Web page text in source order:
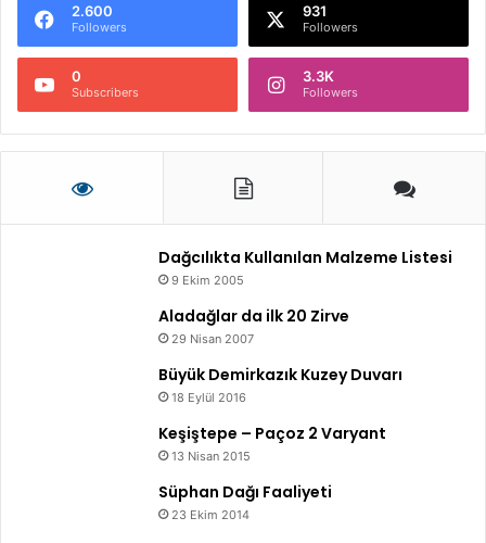
2.600
Followers
931
Followers
0
Subscribers
3.3K
Followers
Dağcılıkta Kullanılan Malzeme Listesi
9 Ekim 2005
Aladağlar da ilk 20 Zirve
29 Nisan 2007
Büyük Demirkazık Kuzey Duvarı
18 Eylül 2016
Keşiştepe – Paçoz 2 Varyant
13 Nisan 2015
Süphan Dağı Faaliyeti
23 Ekim 2014